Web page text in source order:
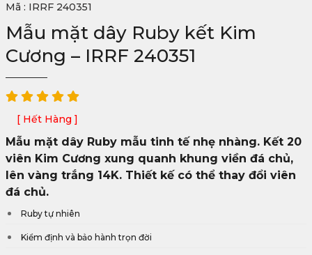
Mã : IRRF 240351
Mẫu mặt dây Ruby kết Kim
Cương – IRRF 240351
[ Hết Hàng ]
Mẫu mặt dây Ruby mẫu tinh tế nhẹ nhàng. Kết 20
viên Kim Cương xung quanh khung viền đá chủ,
lên vàng trắng 14K. Thiết kế có thể thay đổi viên
đá chủ.
Ruby tự nhiên
Kiểm định và bảo hành trọn đời